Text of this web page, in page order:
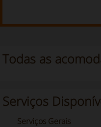
Todas as
Serviços
Serviços Gerais